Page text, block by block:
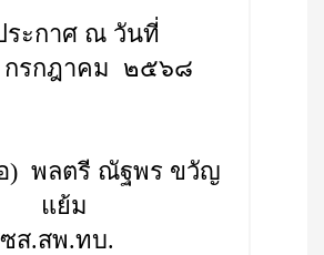
ระกาศ ณ วันที่
รกฎาคม ๒๕๖๘
) พลตรี ณัฐพร ขวัญ
แย้ม
ศซส.สพ.ทบ.